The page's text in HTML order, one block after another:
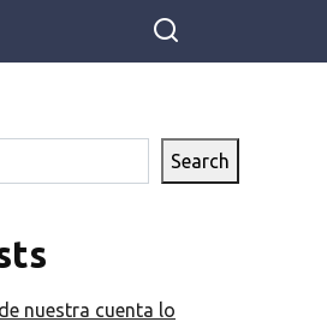
Search
nuestra cuenta lo